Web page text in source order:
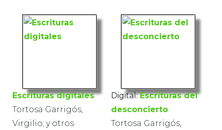
Escrituras digitales
Tortosa Garrigós,
Virgilio; y otros
Digital: Escrituras del
desconcierto
Tortosa Garrigós,